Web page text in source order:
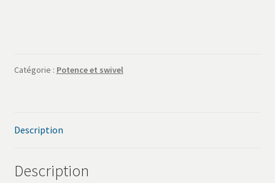
SAV
Catégorie : Potence et swivel
Description
Description